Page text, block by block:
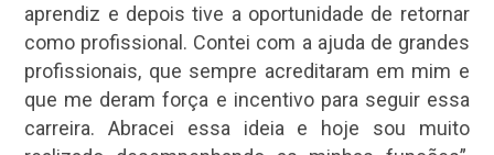
aprendiz e depois tive a oportunidade de retornar
como profissional. Contei com a ajuda de grandes
profissionais, que sempre acreditaram em mim e
que me deram força e incentivo para seguir essa
carreira. Abracei essa ideia e hoje sou muito